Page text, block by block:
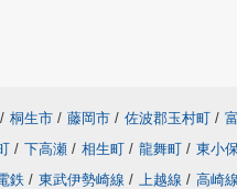
/ 桐生市 / 藤岡市 / 佐波郡玉村町 /
/ 下高瀬 / 相生町 / 龍舞町 / 東小
鉄 / 東武伊勢崎線 / 上越線 / 高崎線